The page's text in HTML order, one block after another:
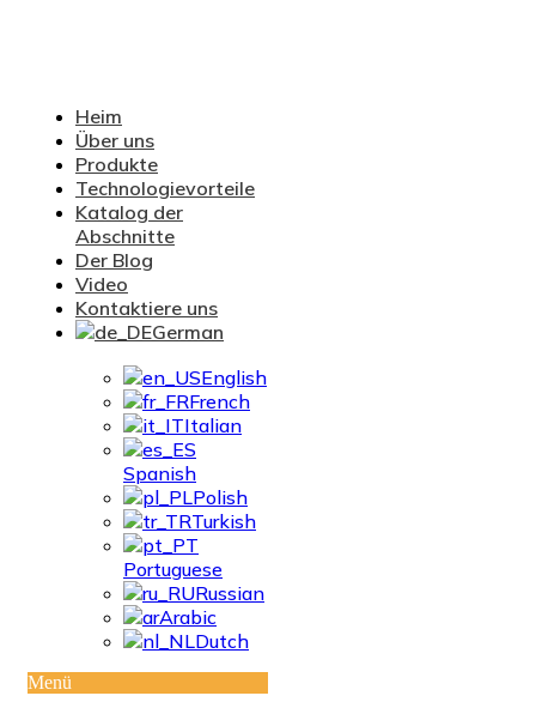
Heim
Über uns
Produkte
Technologievorteile
Katalog der
Abschnitte
Der Blog
Video
Kontaktiere uns
German
English
French
Italian
Spanish
Polish
Turkish
Portuguese
Russian
Arabic
Dutch
Menü